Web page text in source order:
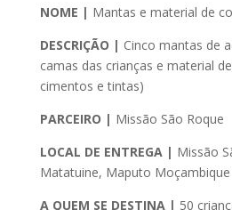
NOME | Mantas e material de
DESCRIÇÃO | Cinco mantas de
camas das crianças e material
cimentos e tintas)
PARCEIRO | Missão São Roque
LOCAL DE ENTREGA | Missão
Matatuine, Maputo Moçambique
A QUEM SE DESTINA | 50